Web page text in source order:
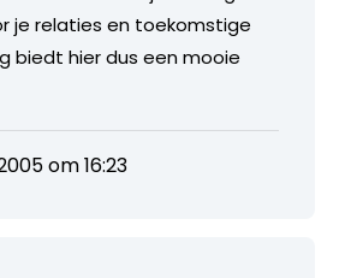
je relaties en toekomstige
biedt hier dus een mooie
om 16:23